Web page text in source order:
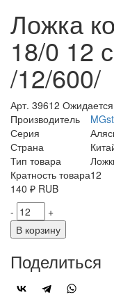
Ложка
18/0 12
/12/600/
Арт. 39612 Ожидается
Производитель
Серия
Страна
Тип товара
Кратность товара12
140 ₽ RUB
-
+
В корзину
Поделиться